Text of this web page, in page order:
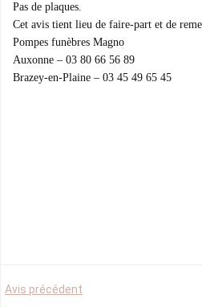
Pas de plaques.
Cet avis tient lieu de faire-part et de
Pompes funèbres Magno
Auxonne – 03 80 66 56 89
Brazey-en-Plaine – 03 45 49 65 45
Post
Avis précédent